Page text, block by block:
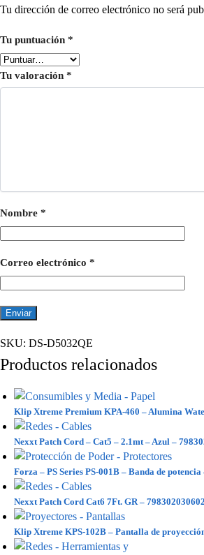
Tu dirección de correo electrónico no será
Tu puntuación *
Tu valoración *
Nombre *
Correo electrónico *
SKU: DS-D5032QE
Productos relacionados
Klip Xtreme Premium KPA-460 – Alumina
Nexxt Patch Cord – Cat5 – 2.1mt – Azul –
Forza – PS Series PS-001B – Banda de
Nexxt Patch Cord Cat6 7Ft. GR – 798302030602
Klip Xtreme KPS-102B – Pantalla de